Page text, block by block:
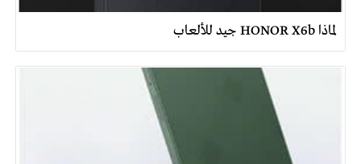
لماذا HONOR X6b جيد للألعاب